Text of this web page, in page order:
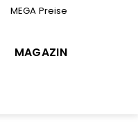
MEGA Preise
MAGAZIN